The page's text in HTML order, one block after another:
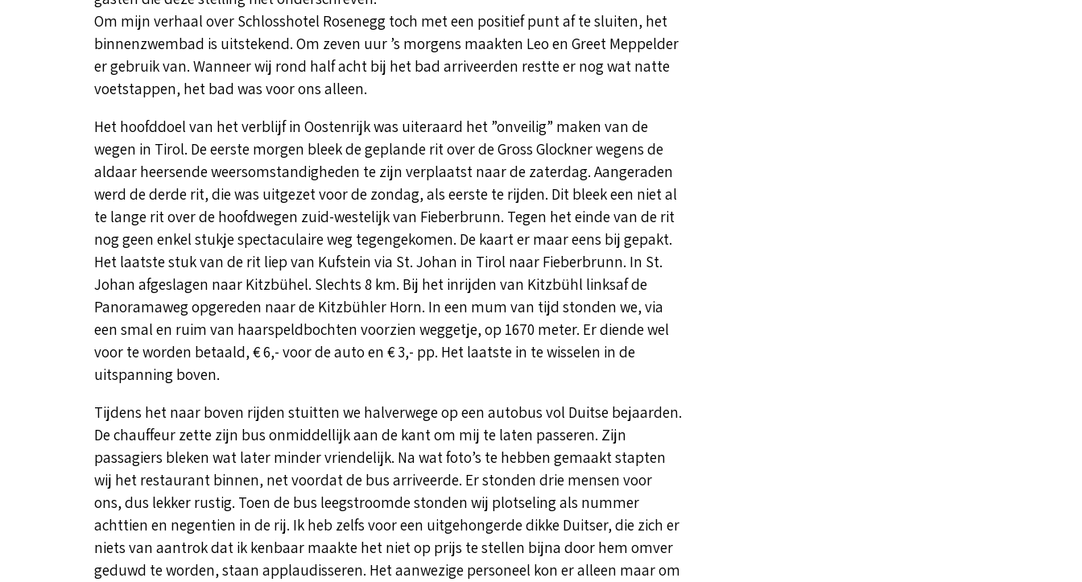
Om mijn verhaal over Schlosshotel Rosenegg toch met een positief punt af te sluiten, het
binnenzwembad is uitstekend. Om zeven uur ’s morgens maakten Leo en Greet Meppelder
er gebruik van. Wanneer wij rond half acht bij het bad arriveerden restte er nog wat natte
voetstappen, het bad was voor ons alleen.
Het hoofddoel van het verblijf in Oostenrijk was uiteraard het ”onveilig” maken van de
wegen in Tirol. De eerste morgen bleek de geplande rit over de Gross Glockner wegens de
aldaar heersende weersomstandigheden te zijn verplaatst naar de zaterdag. Aangeraden
werd de derde rit, die was uitgezet voor de zondag, als eerste te rijden. Dit bleek een niet al
te lange rit over de hoofdwegen zuid-westelijk van Fieberbrunn. Tegen het einde van de rit
nog geen enkel stukje spectaculaire weg tegengekomen. De kaart er maar eens bij gepakt.
Het laatste stuk van de rit liep van Kufstein via St. Johan in Tirol naar Fieberbrunn. In St.
Johan afgeslagen naar Kitzbühel. Slechts 8 km. Bij het inrijden van Kitzbühl linksaf de
Panoramaweg opgereden naar de Kitzbühler Horn. In een mum van tijd stonden we, via
een smal en ruim van haarspeldbochten voorzien weggetje, op 1670 meter. Er diende wel
voor te worden betaald, € 6,- voor de auto en € 3,- pp. Het laatste in te wisselen in de
uitspanning boven.
Tijdens het naar boven rijden stuitten we halverwege op een autobus vol Duitse bejaarden.
De chauffeur zette zijn bus onmiddellijk aan de kant om mij te laten passeren. Zijn
passagiers bleken wat later minder vriendelijk. Na wat foto’s te hebben gemaakt stapten
wij het restaurant binnen, net voordat de bus arriveerde. Er stonden drie mensen voor
ons, dus lekker rustig. Toen de bus leegstroomde stonden wij plotseling als nummer
achttien en negentien in de rij. Ik heb zelfs voor een uitgehongerde dikke Duitser, die zich er
niets van aantrok dat ik kenbaar maakte het niet op prijs te stellen bijna door hem omver
geduwd te worden, staan applaudisseren. Het aanwezige personeel kon er alleen maar om